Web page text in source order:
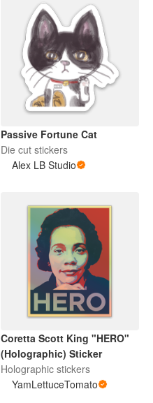
Passive Fortune Cat
Die cut stickers
Alex LB Studio
Coretta Scott King "HERO"
(Holographic) Sticker
Holographic stickers
YamLettuceTomato